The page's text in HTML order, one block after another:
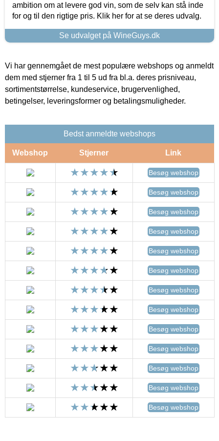
ambition om at levere god vin, som de selv kan stå inde
for og til den rigtige pris. Klik her for at se deres udvalg.
Se udvalget på WineGuys.dk
Vi har gennemgået de mest populære webshops og anmeldt
dem med stjerner fra 1 til 5 ud fra bl.a. deres prisniveau,
sortimentstørrelse, kundeservice, brugervenlighed,
betingelser, leveringsformer og betalingsmuligheder.
Bedst anmeldte webshops
Webshop Stjerner Link
Besøg webshop
Besøg webshop
Besøg webshop
Besøg webshop
Besøg webshop
Besøg webshop
Besøg webshop
Besøg webshop
Besøg webshop
Besøg webshop
Besøg webshop
Besøg webshop
Besøg webshop